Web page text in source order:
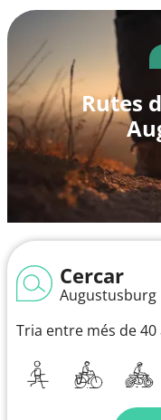
Rutes
Cercar
Augustusburg
Tria entre més de